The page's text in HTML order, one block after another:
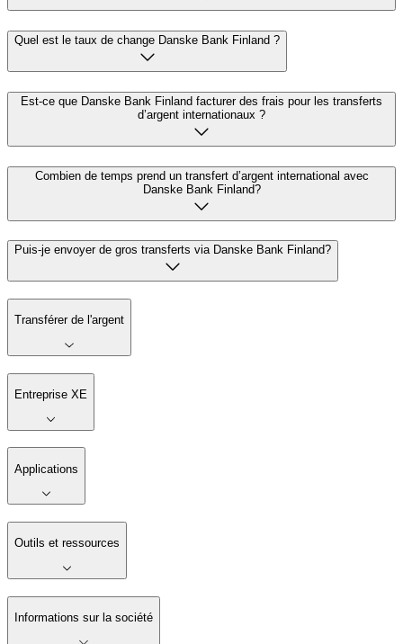
Quel est le taux de change Danske Bank Finland ?
Est-ce que Danske Bank Finland facturer des frais pour les transferts
d’argent internationaux ?
Combien de temps prend un transfert d’argent international avec
Danske Bank Finland?
Puis-je envoyer de gros transferts via Danske Bank Finland?
Transférer de l'argent
Entreprise XE
Applications
Outils et ressources
Informations sur la société